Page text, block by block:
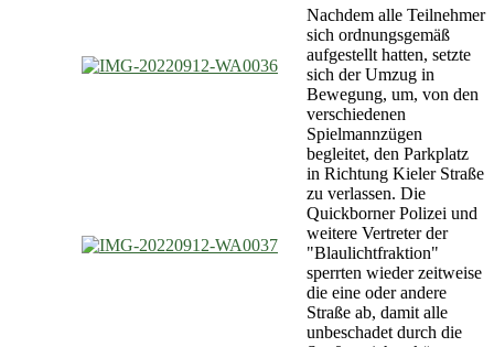
Nachdem alle Teilnehmer
sich ordnungsgemäß
aufgestellt hatten, setzte
sich der Umzug in
Bewegung, um, von den
verschiedenen
Spielmannzügen
begleitet, den Parkplatz
in Richtung Kieler Straße
zu verlassen. Die
Quickborner Polizei und
weitere Vertreter der
"Blaulichtfraktion"
sperrten wieder zeitweise
die eine oder andere
Straße ab, damit alle
unbeschadet durch die